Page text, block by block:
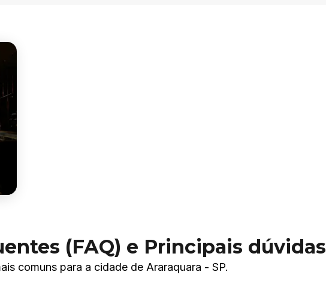
(FAQ) e Principais dúvidas
comuns para a cidade de Araraquara - SP.